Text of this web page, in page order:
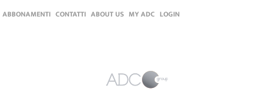
ABBONAMENTI CONTATTI ABOUT US MY ADC LOGIN